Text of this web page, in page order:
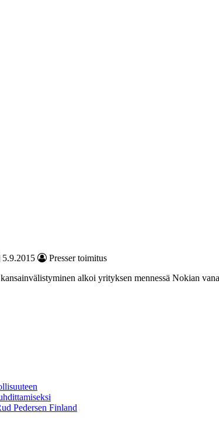
5.9.2015
Presser toimitus
alkoi yrityksen mennessä Nokian
Pedersen Finland